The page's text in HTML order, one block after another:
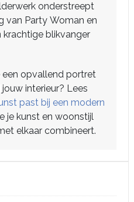
onderstreept
van Party Woman en
blikvanger
een opvallend portret
interieur? Lees
past bij een modern
je kunst en woonstijl
elkaar combineert.